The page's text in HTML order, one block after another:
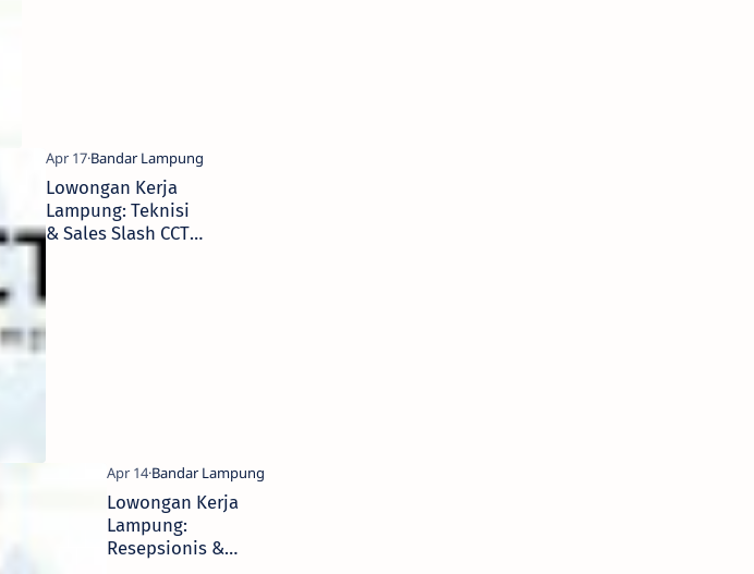
Lowongan Kerja
Lampung: Teknisi
& Sales Slash CCTV
Lowongan Kerja
Lampung:
Resepsionis &